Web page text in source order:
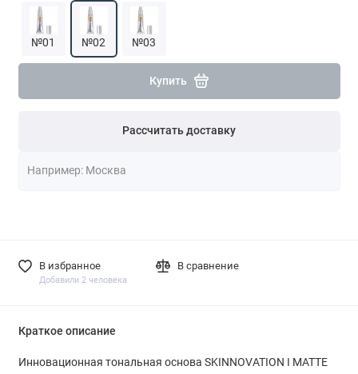
№01 №02 №03
Купить
Рассчитать доставку
В избранное
Добавили 2 человека
В сравнение
Краткое описание
Инновационная тональная основа SKINNOVATION I MATTE